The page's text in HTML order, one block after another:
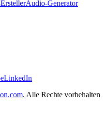
Audio-Generator
LinkedIn
. Alle Rechte vorbehalten